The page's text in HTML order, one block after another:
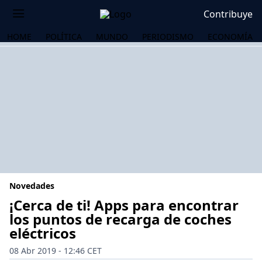
Contribuye
HOME POLÍTICA MUNDO PERIODISMO ECONOMÍA
Novedades
¡Cerca de ti! Apps para encontrar
los puntos de recarga de coches
eléctricos
08 Abr 2019 - 12:46 CET